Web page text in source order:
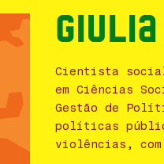
Cientista
em Ciências
Gestão de
políticas
violências,